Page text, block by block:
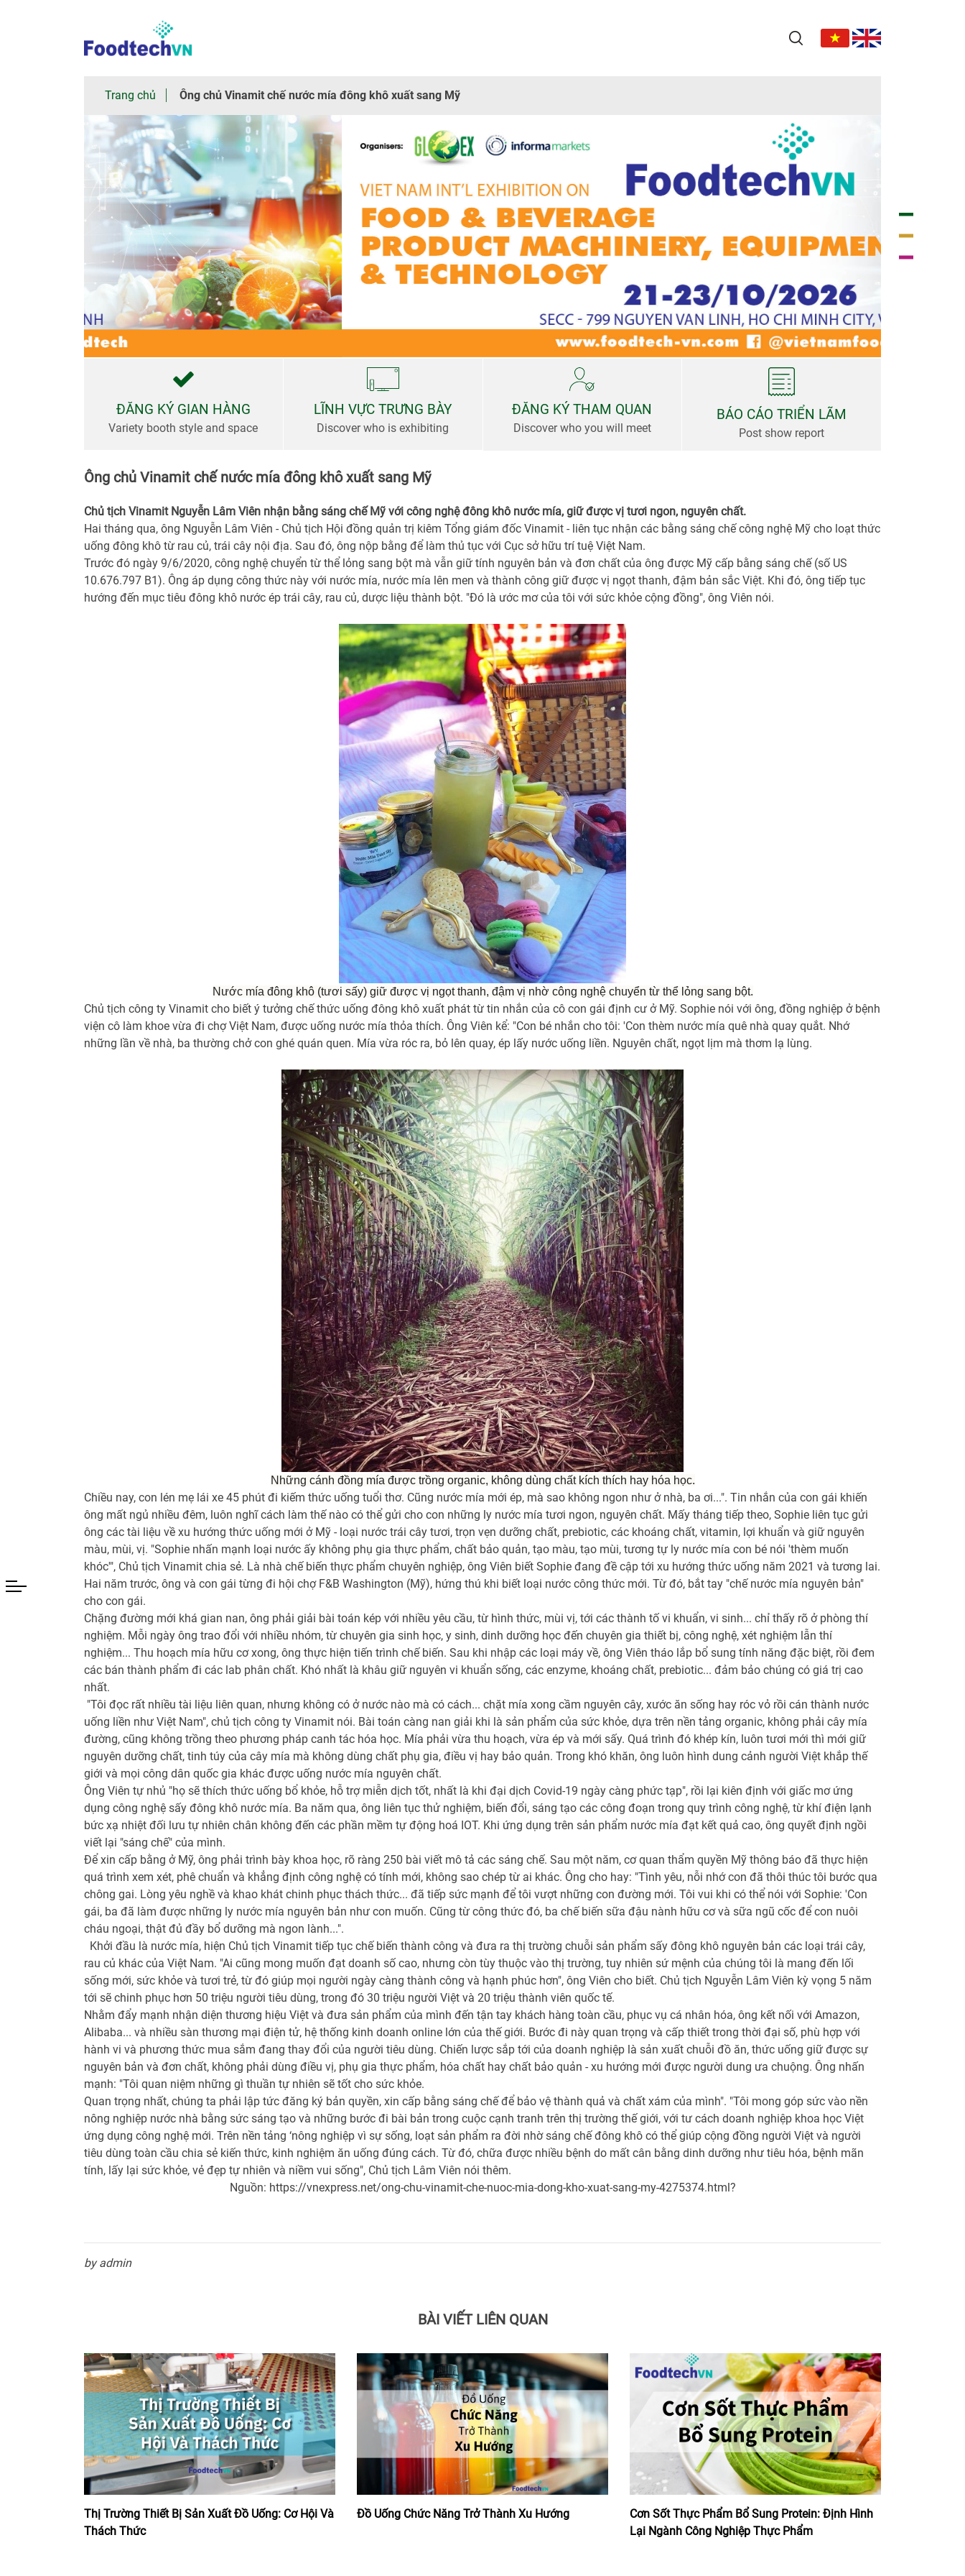
chung
trưng
Truyền
Thông
Trang chủ Ông chủ Vinamit chế nước mía đông khô xuất sang Mỹ
ĐĂNG KÝ GIAN HÀNG
Variety booth style and space
LĨNH VỰC TRƯNG BÀY
Discover who is exhibiting
ĐĂNG KÝ THAM QUAN
Discover who you will meet
BÁO CÁO TRIỂN LÃM
Post show report
Ông chủ Vinamit chế nước mía đông khô xuất sang Mỹ
Chủ tịch Vinamit Nguyễn Lâm Viên nhận bằng sáng chế Mỹ với công nghệ đông khô nước mía, giữ được vị tươi ngon, nguyên chất.
Hai tháng qua, ông Nguyễn Lâm Viên - Chủ tịch Hội đồng quản trị kiêm Tổng giám đốc Vinamit - liên tục nhận các bằng sáng chế công nghệ Mỹ cho loạt thức
uống đông khô từ rau củ, trái cây nội địa. Sau đó, ông nộp bằng để làm thủ tục với Cục sở hữu trí tuệ Việt Nam.
Trước đó ngày 9/6/2020, công nghệ chuyển từ thể lỏng sang bột mà vẫn giữ tính nguyên bản và đơn chất của ông được Mỹ cấp bằng sáng chế (số US
10.676.797 B1). Ông áp dụng công thức này với nước mía, nước mía lên men và thành công giữ được vị ngọt thanh, đậm bản sắc Việt. Khi đó, ông tiếp tục
hướng đến mục tiêu đông khô nước ép trái cây, rau củ, dược liệu thành bột. "Đó là ước mơ của tôi với sức khỏe cộng đồng", ông Viên nói.
Nước mía đông khô (tươi sấy) giữ được vị ngọt thanh, đậm vị nhờ công nghệ chuyển từ thể lỏng sang bột.
Chủ tịch công ty Vinamit cho biết ý tưởng chế thức uống đông khô xuất phát từ tin nhắn của cô con gái định cư ở Mỹ. Sophie nói với ông, đồng nghiệp ở bệnh
viện cô làm khoe vừa đi chợ Việt Nam, được uống nước mía thỏa thích. Ông Viên kể: "Con bé nhắn cho tôi: 'Con thèm nước mía quê nhà quay quắt. Nhớ
những lần về nhà, ba thường chở con ghé quán quen. Mía vừa róc ra, bỏ lên quay, ép lấy nước uống liền. Nguyên chất, ngọt lịm mà thơm lạ lùng.
Những cánh đồng mía được trồng organic, không dùng chất kích thích hay hóa học.
Chiều nay, con lén mẹ lái xe 45 phút đi kiếm thức uống tuổi thơ. Cũng nước mía mới ép, mà sao không ngon như ở nhà, ba ơi...". Tin nhắn của con gái khiến
ông mất ngủ nhiều đêm, luôn nghĩ cách làm thế nào có thể gửi cho con những ly nước mía tươi ngon, nguyên chất. Mấy tháng tiếp theo, Sophie liên tục gửi
ông các tài liệu về xu hướng thức uống mới ở Mỹ - loại nước trái cây tươi, trọn vẹn dưỡng chất, prebiotic, các khoáng chất, vitamin, lợi khuẩn và giữ nguyên
màu, mùi, vị. "Sophie nhấn mạnh loại nước ấy không phụ gia thực phẩm, chất bảo quản, tạo màu, tạo mùi, tương tự ly nước mía con bé nói 'thèm muốn
khóc'", Chủ tịch Vinamit chia sẻ. Là nhà chế biến thực phẩm chuyên nghiệp, ông Viên biết Sophie đang đề cập tới xu hướng thức uống năm 2021 và tương lai.
Hai năm trước, ông và con gái từng đi hội chợ F&B Washington (Mỹ), hứng thú khi biết loại nước công thức mới. Từ đó, bắt tay "chế nước mía nguyên bản"
cho con gái.
Chặng đường mới khá gian nan, ông phải giải bài toán kép với nhiều yêu cầu, từ hình thức, mùi vị, tới các thành tố vi khuẩn, vi sinh... chỉ thấy rõ ở phòng thí
nghiệm. Mỗi ngày ông trao đổi với nhiều nhóm, từ chuyên gia sinh học, y sinh, dinh dưỡng học đến chuyên gia thiết bị, công nghệ, xét nghiệm lẫn thí
nghiệm... Thu hoạch mía hữu cơ xong, ông thực hiện tiến trình chế biến. Sau khi nhập các loại máy về, ông Viên tháo lắp bổ sung tính năng đặc biệt, rồi đem
các bán thành phẩm đi các lab phân chất. Khó nhất là khâu giữ nguyên vi khuẩn sống, các enzyme, khoáng chất, prebiotic... đảm bảo chúng có giá trị cao
nhất.
"Tôi đọc rất nhiều tài liệu liên quan, nhưng không có ở nước nào mà có cách... chặt mía xong cầm nguyên cây, xước ăn sống hay róc vỏ rồi cán thành nước
uống liền như Việt Nam", chủ tịch công ty Vinamit nói. Bài toán càng nan giải khi là sản phẩm của sức khỏe, dựa trên nền tảng organic, không phải cây mía
đường, cũng không trồng theo phương pháp canh tác hóa học. Mía phải vừa thu hoạch, vừa ép và mới sấy. Quá trình đó khép kín, luôn tươi mới thì mới giữ
nguyên dưỡng chất, tinh túy của cây mía mà không dùng chất phụ gia, điều vị hay bảo quản. Trong khó khăn, ông luôn hình dung cảnh người Việt khắp thế
giới và mọi công dân quốc gia khác được uống nước mía nguyên chất.
Ông Viên tự nhủ "họ sẽ thích thức uống bổ khỏe, hỗ trợ miễn dịch tốt, nhất là khi đại dịch Covid-19 ngày càng phức tạp", rồi lại kiên định với giấc mơ ứng
dụng công nghệ sấy đông khô nước mía. Ba năm qua, ông liên tục thử nghiệm, biến đổi, sáng tạo các công đoạn trong quy trình công nghệ, từ khí điện lạnh
bức xạ nhiệt đối lưu tự nhiên chân không đến các phần mềm tự động hoá IOT. Khi ứng dụng trên sản phẩm nước mía đạt kết quả cao, ông quyết định ngồi
viết lại "sáng chế" của mình.
Để xin cấp bằng ở Mỹ, ông phải trình bày khoa học, rõ ràng 250 bài viết mô tả các sáng chế. Sau một năm, cơ quan thẩm quyền Mỹ thông báo đã thực hiện
quá trình xem xét, phê chuẩn và khẳng định công nghệ có tính mới, không sao chép từ ai khác. Ông cho hay: "Tình yêu, nỗi nhớ con đã thôi thúc tôi bước qua
chông gai. Lòng yêu nghề và khao khát chinh phục thách thức... đã tiếp sức mạnh để tôi vượt những con đường mới. Tôi vui khi có thể nói với Sophie: 'Con
gái, ba đã làm được những ly nước mía nguyên bản như con muốn. Cũng từ công thức đó, ba chế biến sữa đậu nành hữu cơ và sữa ngũ cốc để con nuôi
cháu ngoại, thật đủ đầy bổ dưỡng mà ngon lành...".
Khởi đầu là nước mía, hiện Chủ tịch Vinamit tiếp tục chế biến thành công và đưa ra thị trường chuỗi sản phẩm sấy đông khô nguyên bản các loại trái cây,
rau củ khác của Việt Nam. "Ai cũng mong muốn đạt doanh số cao, nhưng còn tùy thuộc vào thị trường, tuy nhiên sứ mệnh của chúng tôi là mang đến lối
sống mới, sức khỏe và tươi trẻ, từ đó giúp mọi người ngày càng thành công và hạnh phúc hơn", ông Viên cho biết. Chủ tịch Nguyễn Lâm Viên kỳ vọng 5 năm
tới sẽ chinh phục hơn 50 triệu người tiêu dùng, trong đó 30 triệu người Việt và 20 triệu thành viên quốc tế.
Nhằm đẩy mạnh nhận diện thương hiệu Việt và đưa sản phẩm của mình đến tận tay khách hàng toàn cầu, phục vụ cá nhân hóa, ông kết nối với Amazon,
Alibaba... và nhiều sàn thương mại điện tử, hệ thống kinh doanh online lớn của thế giới. Bước đi này quan trọng và cấp thiết trong thời đại số, phù hợp với
hành vi và phương thức mua sắm đang thay đổi của người tiêu dùng. Chiến lược sắp tới của doanh nghiệp là sản xuất chuỗi đồ ăn, thức uống giữ được sự
nguyên bản và đơn chất, không phải dùng điều vị, phụ gia thực phẩm, hóa chất hay chất bảo quản - xu hướng mới được người dung ưa chuộng. Ông nhấn
mạnh: "Tôi quan niệm những gì thuần tự nhiên sẽ tốt cho sức khỏe.
Quan trọng nhất, chúng ta phải lập tức đăng ký bản quyền, xin cấp bằng sáng chế để bảo vệ thành quả và chất xám của mình". "Tôi mong góp sức vào nền
nông nghiệp nước nhà bằng sức sáng tạo và những bước đi bài bản trong cuộc cạnh tranh trên thị trường thế giới, với tư cách doanh nghiệp khoa học Việt
ứng dụng công nghệ mới. Trên nền tảng ‘nông nghiệp vì sự sống, loạt sản phẩm ra đời nhờ sáng chế đông khô có thể giúp cộng đồng người Việt và người
tiêu dùng toàn cầu chia sẻ kiến thức, kinh nghiệm ăn uống đúng cách. Từ đó, chữa được nhiều bệnh do mất cân bằng dinh dưỡng như tiêu hóa, bệnh mãn
tính, lấy lại sức khỏe, vẻ đẹp tự nhiên và niềm vui sống", Chủ tịch Lâm Viên nói thêm.
Nguồn: https://vnexpress.net/ong-chu-vinamit-che-nuoc-mia-dong-kho-xuat-sang-my-4275374.html?
by admin
BÀI VIẾT LIÊN QUAN
Thị Trường Thiết Bị Sản Xuất Đồ Uống: Cơ Hội Và
Thách Thức
Đồ Uống Chức Năng Trở Thành Xu Hướng
Cơn Sốt Thực Phẩm Bổ Sung Protein: Định Hình
Lại Ngành Công Nghiệp Thực Phẩm